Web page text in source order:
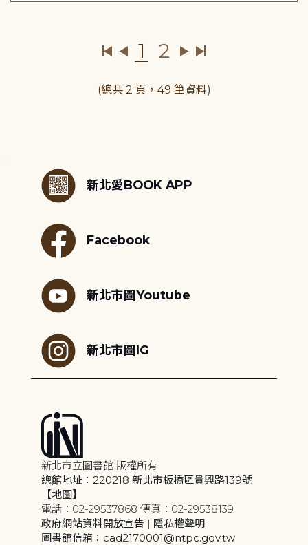
1 2
(總共 2 頁，49 筆資料)
新北愛BOOK APP
Facebook
新北市圖Youtube
新北市圖IG
新北市立圖書館 版權所有
總館地址：220218 新北市板橋區貴興路139號
【地圖】
電話：02-29537868 傳真：02-29538139
政府網站資料開放宣告 | 隱私權聲明
圖書館信箱：cad2170001@ntpc.gov.tw